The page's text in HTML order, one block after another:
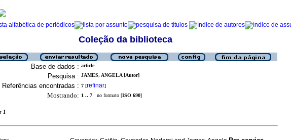
Coleção da biblioteca
Base de dados : article
Pesquisa : JAMES, ANGELA [Autor]
Referências encontradas : 7 [refinar]
Mostrando: 1 .. 7 no formato [ISO 690]
1